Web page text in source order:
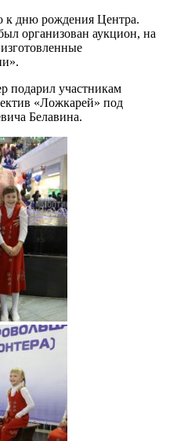
к дню рождения Центра.
организован аукцион, на
подарил участникам
«Ложкарей» под
Белавина.